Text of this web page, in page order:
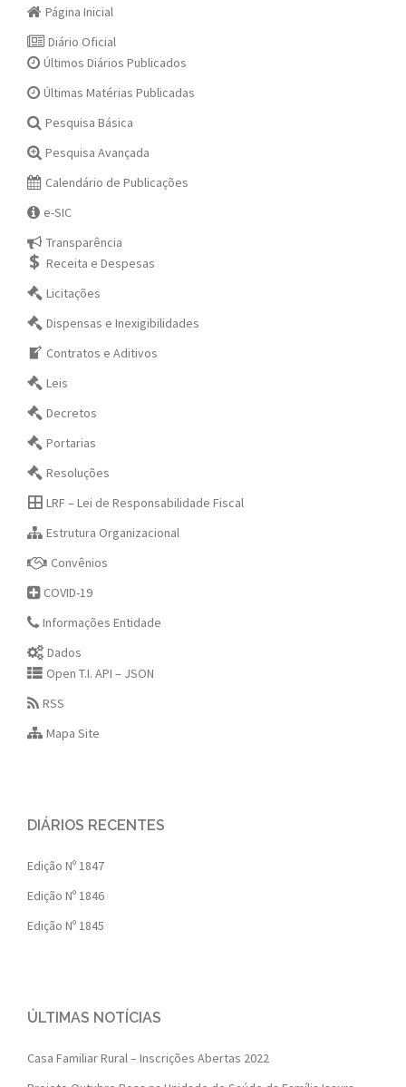
Página Inicial
Diário Oficial
Últimos Diários Publicados
Últimas Matérias Publicadas
Pesquisa Básica
Pesquisa Avançada
Calendário de Publicações
e-SIC
Transparência
Receita e Despesas
Licitações
Dispensas e Inexigibilidades
Contratos e Aditivos
Leis
Decretos
Portarias
Resoluções
LRF – Lei de Responsabilidade Fiscal
Estrutura Organizacional
Convênios
COVID-19
Informações Entidade
Dados
Open T.I. API – JSON
RSS
Mapa Site
DIÁRIOS RECENTES
Edição Nº 1847
Edição Nº 1846
Edição Nº 1845
ÚLTIMAS NOTÍCIAS
Casa Familiar Rural – Inscrições Abertas 2022